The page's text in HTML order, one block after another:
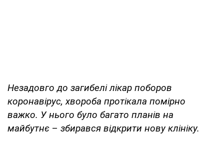
Незадовго до загибелі лікар поборов
коронавірус, хвороба протікала помірно
важко. У нього було багато планів на
майбутнє – збирався відкрити нову клініку.